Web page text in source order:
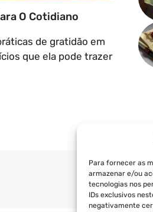
Para fornecer as
armazenar e/ou
tecnologias nos
IDs exclusivos
negativamente
O Cotidiano
de gratidão em
que ela pode trazer
POLÍTICA